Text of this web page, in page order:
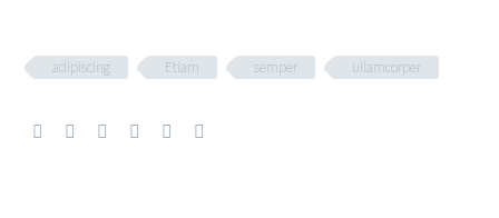
adipiscing Etiam semper ullamcorper